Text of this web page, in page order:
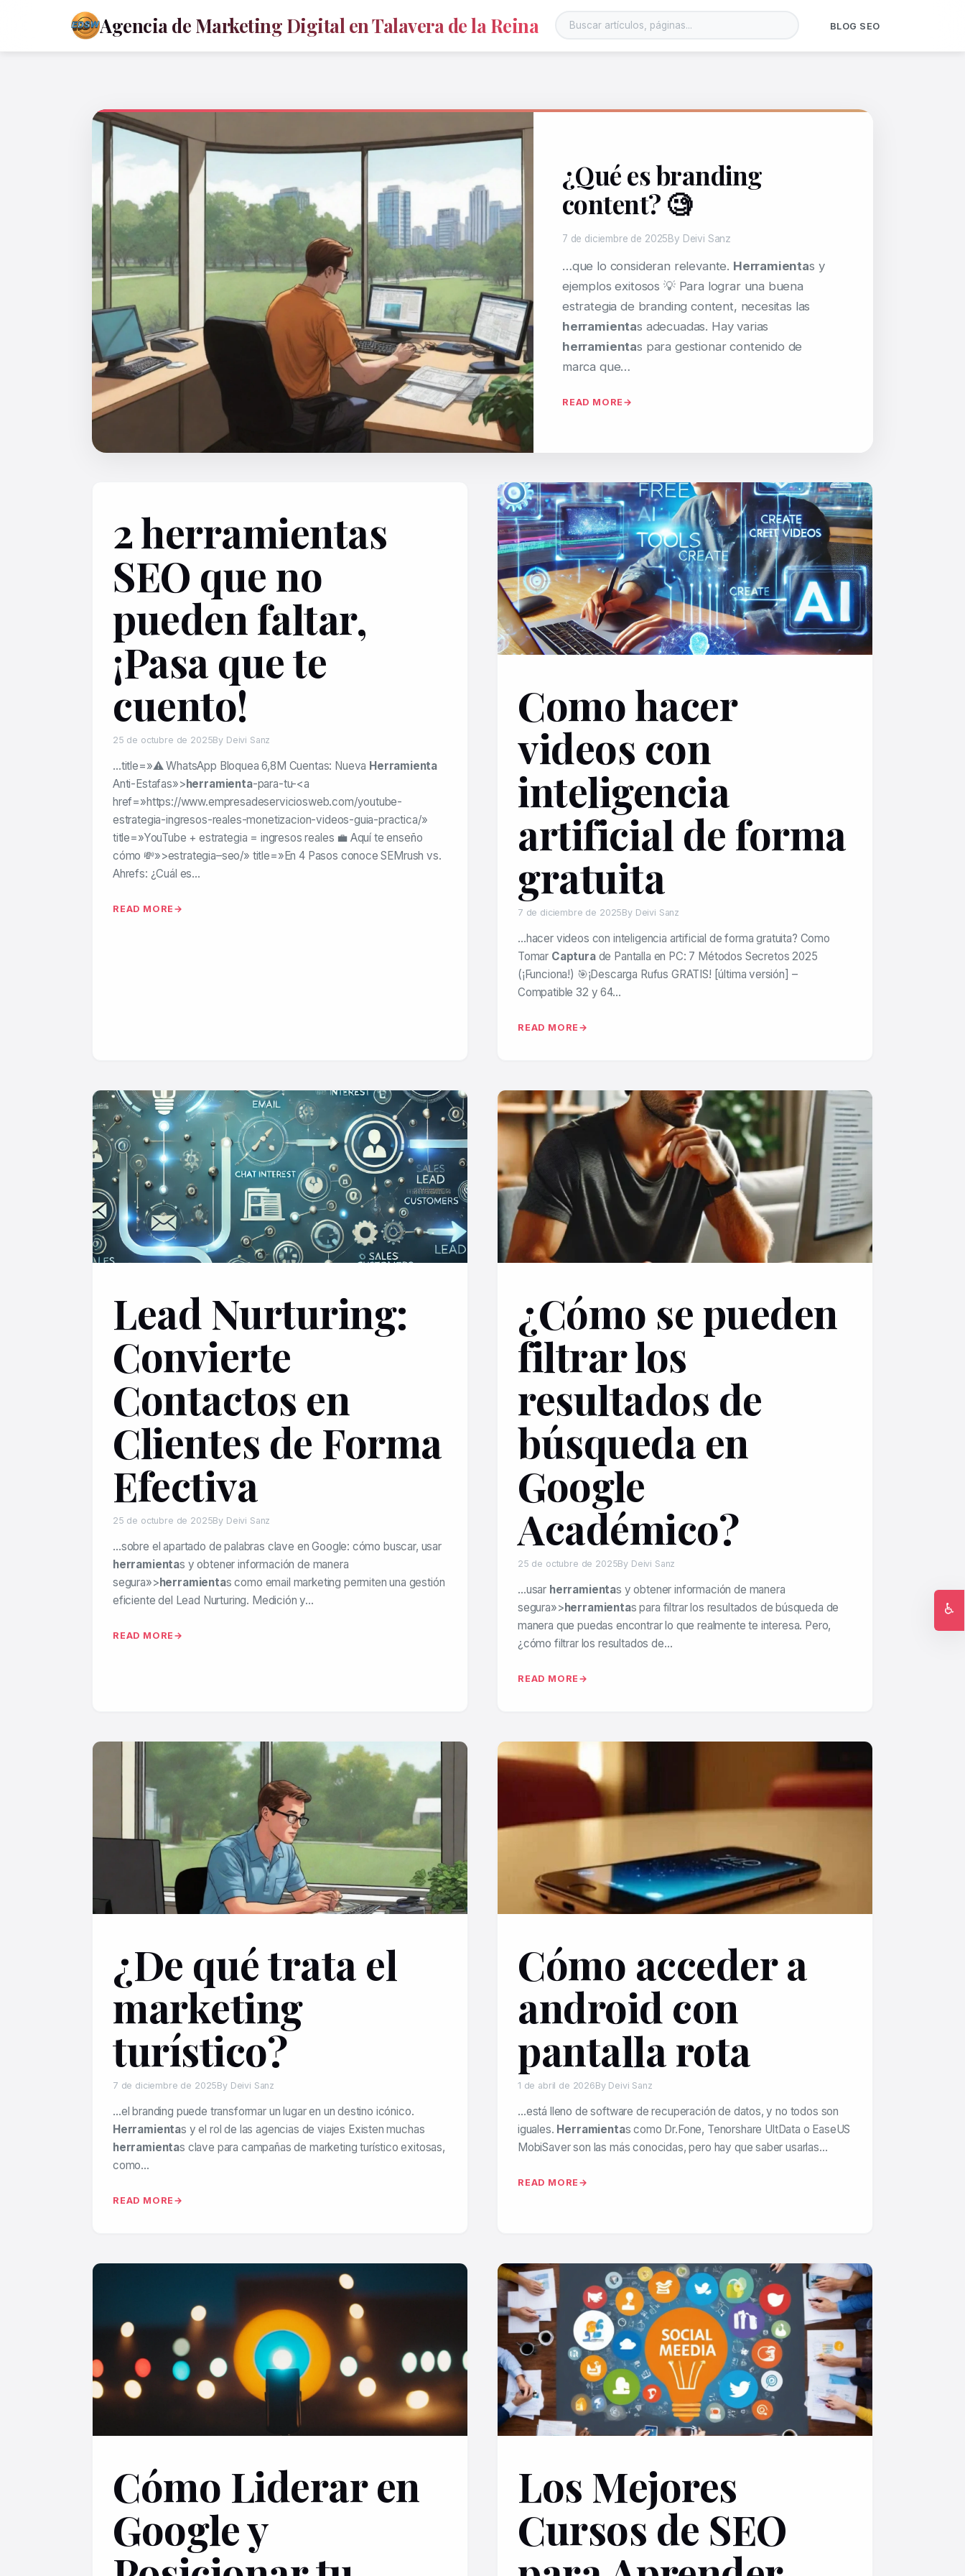
Agencia de Marketing Digital en Talavera de la Reina BLOG SEO
¿Qué es branding
content? 🧐
7 de diciembre de 2025By Deivi Sanz
…que lo consideran relevante. Herramientas y
ejemplos exitosos 💡 Para lograr una buena
estrategia de branding content, necesitas las
herramientas adecuadas. Hay varias
herramientas para gestionar contenido de
marca que…
READ MORE
2 herramientas
SEO que no
pueden faltar,
¡Pasa que te
cuento!
25 de octubre de 2025By Deivi Sanz
…title=»⚠️ WhatsApp Bloquea 6,8M Cuentas: Nueva Herramienta
Anti-Estafas»>herramienta-para-tu-<a
href=»https://www.empresadeserviciosweb.com/youtube-
estrategia-ingresos-reales-monetizacion-videos-guia-practica/»
title=»YouTube + estrategia = ingresos reales 💼 Aquí te enseño
cómo 💸»>estrategia–seo/» title=»En 4 Pasos conoce SEMrush vs.
Ahrefs: ¿Cuál es…
READ MORE
Como hacer
videos con
inteligencia
artificial de forma
gratuita
7 de diciembre de 2025By Deivi Sanz
…hacer videos con inteligencia artificial de forma gratuita? Como
Tomar Capturade Pantalla en PC: 7 Métodos Secretos 2025
(¡Funciona!) 🎯¡Descarga Rufus GRATIS! [última versión] –
Compatible 32 y 64…
READ MORE
Lead Nurturing:
Convierte
Contactos en
Clientes de Forma
Efectiva
25 de octubre de 2025By Deivi Sanz
…sobre el apartado de palabras clave en Google: cómo buscar, usar
herramientas y obtener información de manera
segura»>herramientas como email marketing permiten una gestión
eficiente del Lead Nurturing. Medición y…
READ MORE
¿Cómo se pueden
filtrar los
resultados de
búsqueda en
Google
Académico?
25 de octubre de 2025By Deivi Sanz
…usar herramientas y obtener información de manera
segura»>herramientas para filtrar los resultados de búsqueda de
manera que puedas encontrar lo que realmente te interesa. Pero,
¿cómo filtrar los resultados de…
READ MORE
¿De qué trata el
marketing
turístico?
7 de diciembre de 2025By Deivi Sanz
…el branding puede transformar un lugar en un destino icónico.
Herramientas y el rol de las agencias de viajes Existen muchas
herramientas clave para campañas de marketing turístico exitosas,
como…
READ MORE
Cómo acceder a
android con
pantalla rota
1 de abril de 2026By Deivi Sanz
…está lleno de software de recuperación de datos, y no todos son
iguales. Herramientas como Dr.Fone, Tenorshare UltData o EaseUS
MobiSaver son las más conocidas, pero hay que saber usarlas…
READ MORE
Cómo Liderar en
Google y
Los Mejores
Cursos de SEO
♿